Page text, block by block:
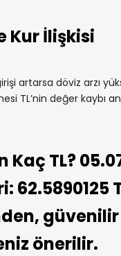
Kur İlişkisi
artarsa döviz arzı
TL’nin değer kaybı
Kaç TL?
62.5890125
güvenilir
önerilir.